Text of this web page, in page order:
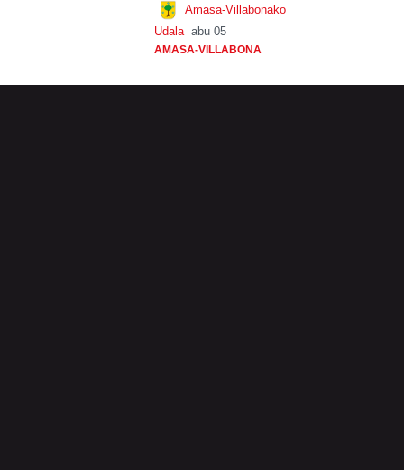
Amasa-Villabonako
Udala abu 05
AMASA-VILLABONA